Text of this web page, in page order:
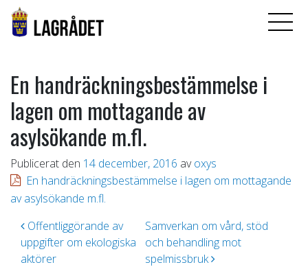
En handräckningsbestämmelse i
lagen om mottagande av
asylsökande m.fl.
Publicerat den 14 december, 2016 av oxys
En handräckningsbestämmelse i lagen om mottagande
av asylsökande m.fl.
Inläggsnavigering
Offentliggörande av
uppgifter om ekologiska
aktörer
Samverkan om vård, stöd
och behandling mot
spelmissbruk